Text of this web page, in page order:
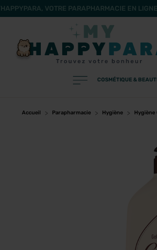
VOTRE PARAPHARMACIE EN
Filtres
COSMÉTIQUE &
Accueil Parapharmacie Hygiène Hygiène